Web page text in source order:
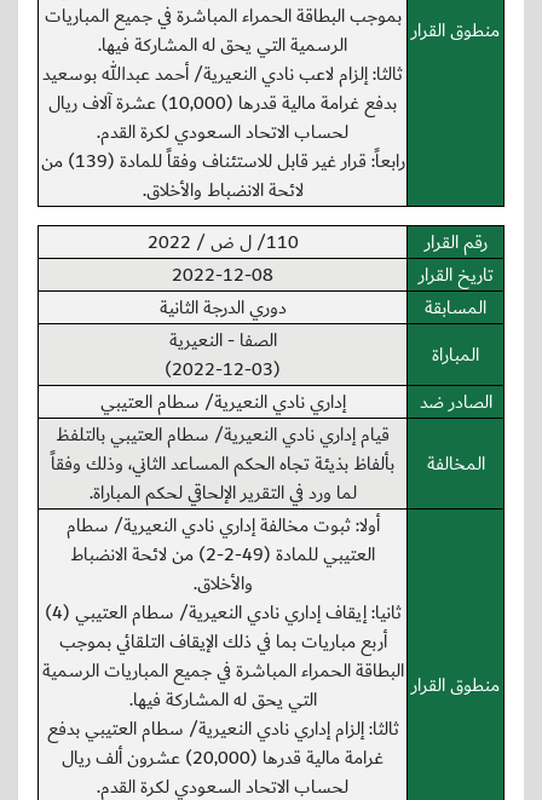
منطوق القرار بموجب البطاقة الحمراء المباشرة في جميع المباريات
الرسمية التي يحق له المشاركة فيها.
ثالثا: إلزام لاعب نادي النعيرية/ أحمد عبدالله بوسعيد
بدفع غرامة مالية قدرها (10,000) عشرة آلاف ريال
لحساب الاتحاد السعودي لكرة القدم.
رابعاً: قرار غير قابل للاستئناف وفقاً للمادة (139) من
لائحة الانضباط والأخلاق.
رقم القرار
110/ ل ض / 2022
تاريخ القرار
2022-12-08
المسابقة
دوري الدرجة الثانية
المباراة
الصفا - النعيرية
(2022-12-03)
الصادر ضد
إداري نادي النعيرية/ سطام العتيبي
المخالفة
قيام إداري نادي النعيرية/ سطام العتيبي بالتلفظ
بألفاظ بذيئة تجاه الحكم المساعد الثاني، وذلك وفقاً
لما ورد في التقرير الإلحاقي لحكم المباراة.
منطوق القرار
أولا: ثبوت مخالفة إداري نادي النعيرية/ سطام
العتيبي للمادة (49-2-2) من لائحة الانضباط
والأخلاق.
ثانيا: إيقاف إداري نادي النعيرية/ سطام العتيبي (4)
أربع مباريات بما في ذلك الإيقاف التلقائي بموجب
البطاقة الحمراء المباشرة في جميع المباريات الرسمية
التي يحق له المشاركة فيها.
ثالثا: إلزام إداري نادي النعيرية/ سطام العتيبي بدفع
غرامة مالية قدرها (20,000) عشرون ألف ريال
لحساب الاتحاد السعودي لكرة القدم.